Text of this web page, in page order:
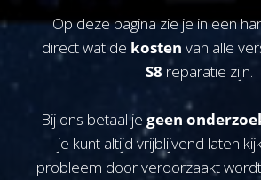
Op deze pagina zie je in een
direct wat de kosten van alle
S8 reparatie zijn.
Bij ons betaal je geen
je kunt altijd vrijblijvend laten
probleem door veroorzaakt